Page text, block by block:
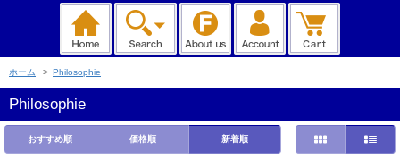
ホーム > Philosophie
Philosophie
おすすめ順 価格順 新着順